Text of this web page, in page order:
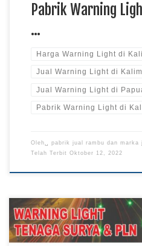
Pabrik Warning
…
Harga Warning Light di
Jual Warning Light di
Jual Warning Light di
Pabrik Warning Light di
Oleh␣ pabrik jual rambu dan marka
Telah Terbit Oktober 12, 2022
Jual Warning Light, Pabrik Jual